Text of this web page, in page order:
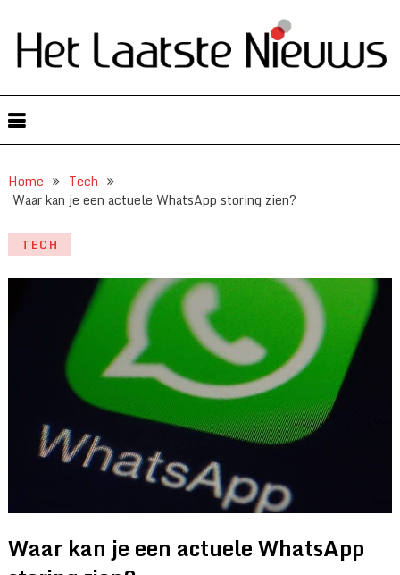
Home
Tech
Waar kan je een actuele WhatsApp storing zien?
TECH
Waar kan je een actuele WhatsApp